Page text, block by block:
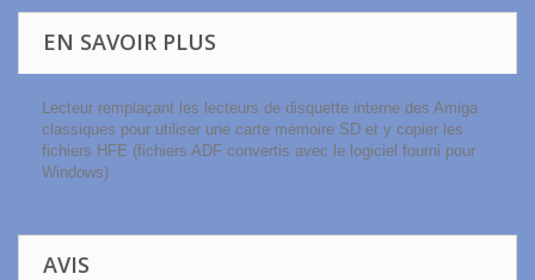
EN SAVOIR PLUS
Lecteur remplaçant les lecteurs de disquette interne des Amiga
classiques pour utiliser une carte mémoire SD et y copier les
fichiers HFE (fichiers ADF convertis avec le logiciel fourni pour
Windows)
AVIS